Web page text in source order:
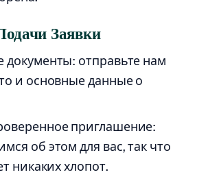
Заявки
документы: отправьте нам
и основные данные о
приглашение:
об этом для вас, так что
никаких хлопот.